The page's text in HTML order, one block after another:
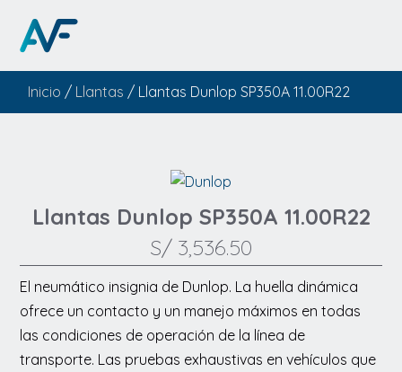
Inicio / Llantas / Llantas Dunlop SP350A 11.00R22
Llantas Dunlop SP350A 11.00R22
S/ 3,536.50
El neumático insignia de Dunlop. La huella dinámica
ofrece un contacto y un manejo máximos en todas
las condiciones de operación de la línea de
transporte. Las pruebas exhaustivas en vehículos que